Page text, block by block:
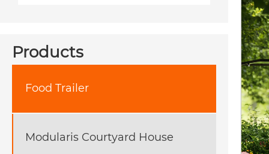
Products
Food Trailer
Modularis Courtyard House